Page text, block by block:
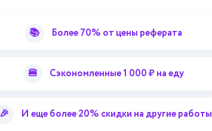
Герстманна синдром
📚 Более 70% от цены реферата
🍔 Сэкономленные 1 000 ₽ на еду
🎉 И еще более 20% скидки на другие работы